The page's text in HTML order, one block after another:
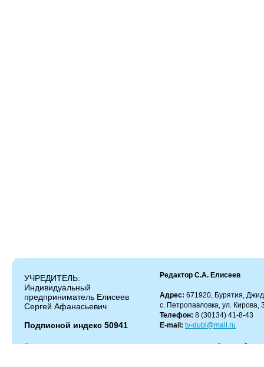
УЧРЕДИТЕЛЬ:
Индивидуальный
предприниматель Елисеев
Сергей Афанасьевич
Подписной индекс 50941
Редактор С.А. Елисеев
Адрес: 671920, Бурятия,
с. Петропавловка, ул. Кирова,
Телефон: 8 (30134) 41-8-43
E-mail: tv-dubl@mail.ru
Копирование и цитирование материалов разрешено только с работающей